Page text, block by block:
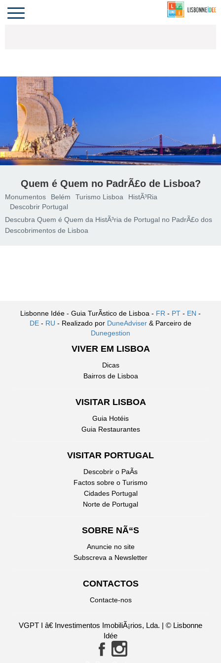
PORTUGAL
Toggle
navigation
Quem é Quem no PadrÃ£o de Lisboa?
Monumentos Belém Turismo Lisboa
HistÃ³ria
Descobrir Portugal
Descubra Quem é Quem da HistÃ³ria de Portugal no PadrÃ£o dos
Descobrimentos de Lisboa
Lisbonne Idée - Guia TurÃ­stico de Lisboa - FR - PT - EN -
DE - RU - Realizado por DuneAdviser & Parceiro de
Dunegestion
VIVER EM LISBOA
Dicas
Bairros de Lisboa
VISITAR LISBOA
Guia Hotéis
Guia Restaurantes
VISITAR PORTUGAL
Descobrir o PaÃ­s
Factos sobre o Turismo
Cidades Portugal
Norte de Portugal
SOBRE NÃ“S
Anuncie no site
Subscreva a Newsletter
CONTACTOS
Contacte-nos
VGPT I â€ Investimentos ImobiliÃ¡rios, Lda. | © Lisbonne
Idée